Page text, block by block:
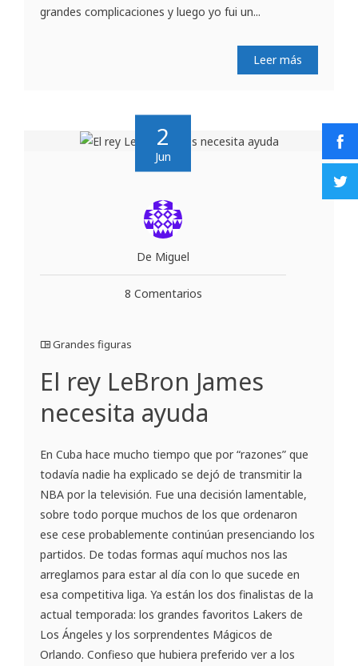
grandes complicaciones y luego yo fui un...
Leer más
2
Jun
De Miguel
8 Comentarios
Grandes figuras
El rey LeBron James
necesita ayuda
En Cuba hace mucho tiempo que por “razones” que
todavía nadie ha explicado se dejó de transmitir la
NBA por la televisión. Fue una decisión lamentable,
sobre todo porque muchos de los que ordenaron
ese cese probablemente continúan presenciando los
partidos. De todas formas aquí muchos nos las
arreglamos para estar al día con lo que sucede en
esa competitiva liga. Ya están los dos finalistas de la
actual temporada: los grandes favoritos Lakers de
Los Ángeles y los sorprendentes Mágicos de
Orlando. Confieso que hubiera preferido ver a los